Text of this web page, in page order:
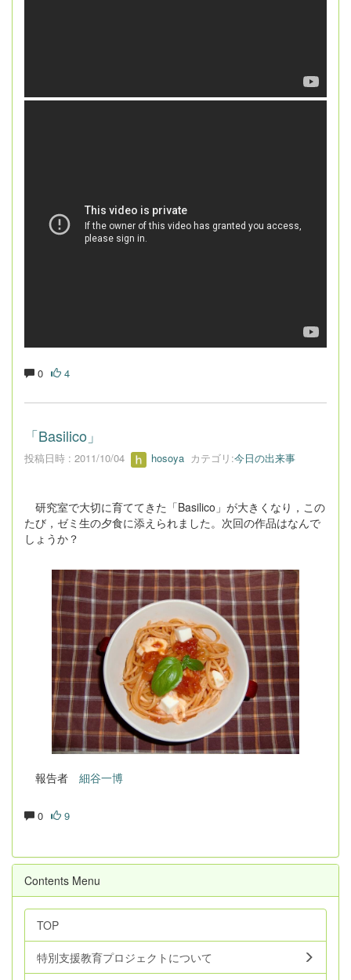
0 4
「Basilico」
投稿日時 : 2011/10/04 hosoya カテゴリ:今日の出来事
研究室で大切に育ててきた「Basilico」が大きくなり，この
たび，ゼミ生の夕食に添えられました。次回の作品はなんで
しょうか？
報告者 細谷一博
0 9
Contents Menu
TOP
特別支援教育プロジェクトについて